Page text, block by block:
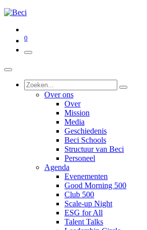
0
Over ons
Over
Mission
Media
Geschiedenis
Beci Schools
Structuur van Beci
Personeel
Agenda
Evenementen
Good Morning 500
Club 500
Scale-up Night
ESG for All
Talent Talks